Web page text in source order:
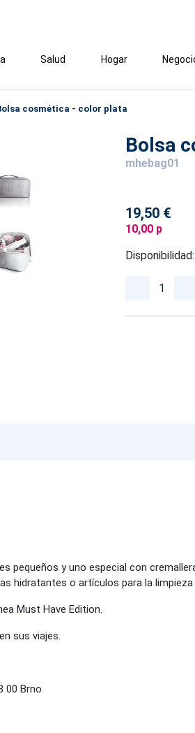
Salud Hogar
cosmética - color plata
Bolsa
mhebag01
19,50 €
10,00 p
Disponibilidad:
pequeños y uno especial con
hidratantes o artículos para la limpieza
Must Have Edition.
sus viajes.
00 Brno